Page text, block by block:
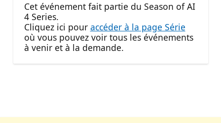
Cet événement fait partie du Season of AI
4 Series.
Cliquez ici pour accéder à la page Série
où vous pouvez voir tous les événements
à venir et à la demande.